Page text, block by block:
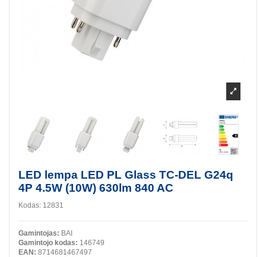
LED lempa LED PL Glass TC-DEL G24q
4P 4.5W (10W) 630lm 840 AC
Kodas: 12831
Gamintojas: BAI
Gamintojo kodas: 146749
EAN: 8714681467497